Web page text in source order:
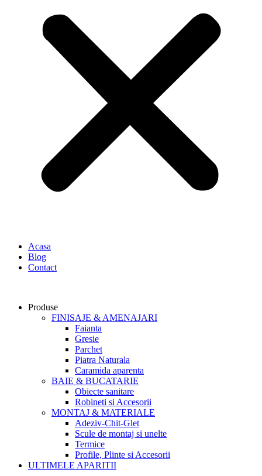
Acasa
Blog
Contact
Produse
FINISAJE & AMENAJARI
Faianta
Gresie
Parchet
Piatra Naturala
Caramida aparenta
BAIE & BUCATARIE
Obiecte sanitare
Robineti si Accesorii
MONTAJ & MATERIALE
Adeziv-Chit-Glet
Scule de montaj si unelte
Termice
Profile, Plinte si Accesorii
ULTIMELE APARITII